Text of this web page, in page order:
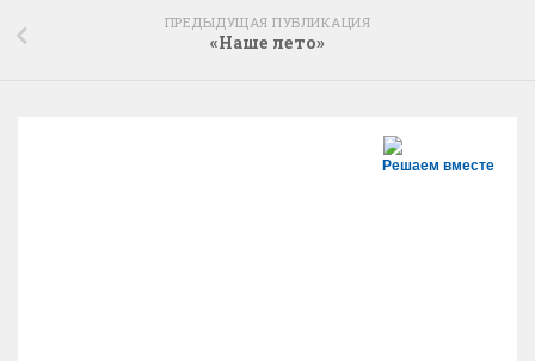
ПРЕДЫДУЩАЯ ПУБЛИКАЦИЯ
«Наше лето»
Решаем вместе